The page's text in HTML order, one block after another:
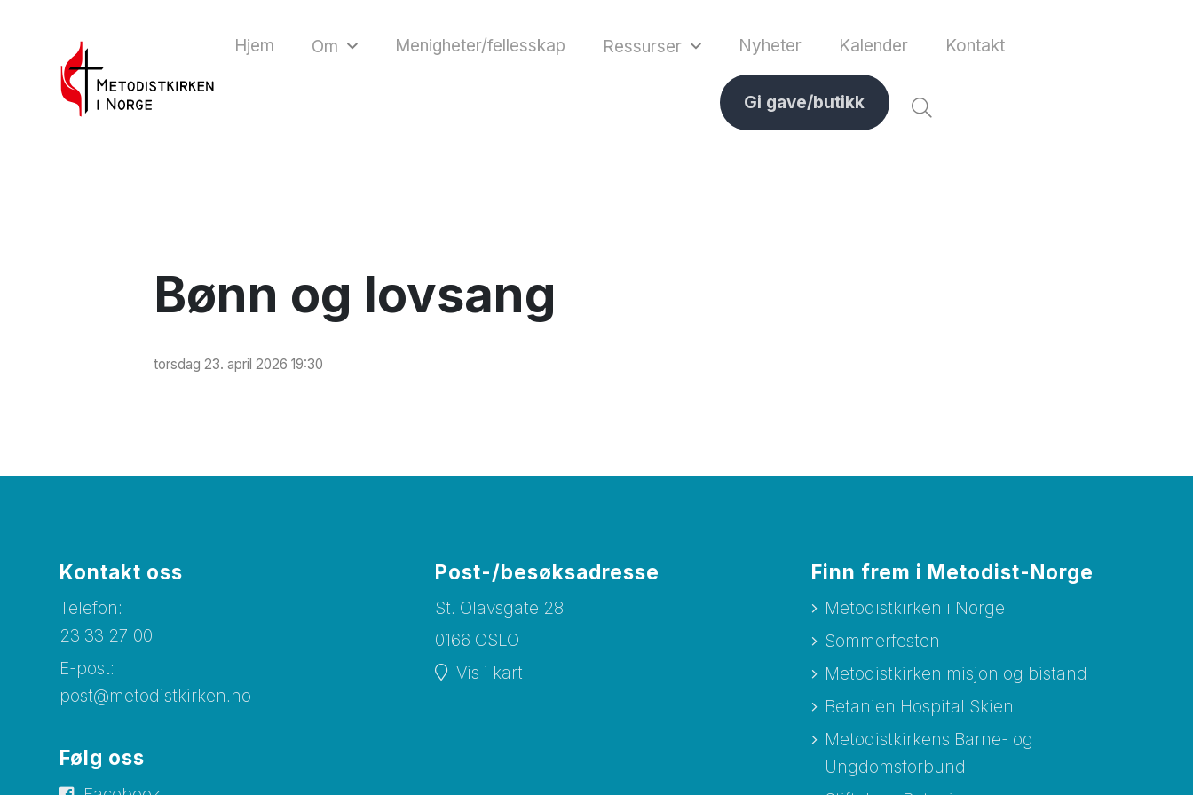
Hjem Om Menigheter/fellesskap Ressurser Nyheter Kalender Kontakt
Gi gave/butikk
Bønn og lovsang
torsdag 23. april 2026 19:30
Kontakt oss
Telefon:
23 33 27 00
E-post:
post@metodistkirken.no
Følg oss
Post-/besøksadresse
St. Olavsgate 28
0166 OSLO
Vis i kart
Finn frem i Metodist-Norge
Metodistkirken i Norge
Sommerfesten
Metodistkirken misjon og bistand
Betanien Hospital Skien
Metodistkirkens Barne- og
Ungdomsforbund